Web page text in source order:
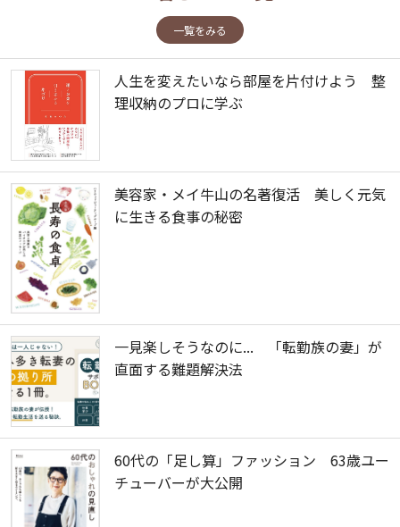
一覧をみる
人生を変えたいなら部屋を片付けよう 整
理収納のプロに学ぶ
美容家・メイ牛山の名著復活 美しく元気
に生きる食事の秘密
一見楽しそうなのに... 「転勤族の妻」が
直面する難題解決法
60代の「足し算」ファッション 63歳ユー
チューバーが大公開